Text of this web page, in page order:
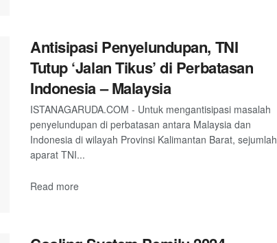
Antisipasi Penyelundupan, TNI
Tutup ‘Jalan Tikus’ di Perbatasan
Indonesia – Malaysia
ISTANAGARUDA.COM - Untuk mengantisipasi masalah
penyelundupan di perbatasan antara Malaysia dan
Indonesia di wilayah Provinsi Kalimantan Barat, sejumlah
aparat TNI...
Read more